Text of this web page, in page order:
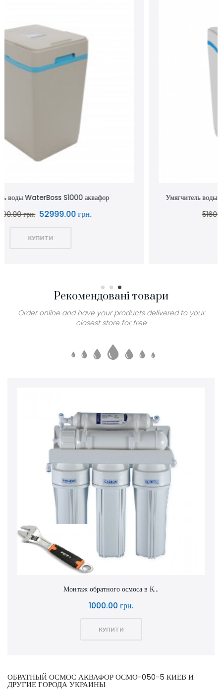
Умягчитель воды WaterBoss S800 аквафор waterboss
51600.00 грн.
Рекомендовані товари
Order online and have your products delivered to your
closest store for free
Монтаж обратного осмоса в К...
1000.00 грн.
КУПИТИ
ОБРАТНЫЙ ОСМОС АКВАФОР ОСМО-050-5 КИЕВ И
ДРУГИЕ ГОРОДА УКРАИНЫ